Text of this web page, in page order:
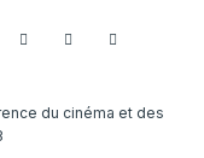
du cinéma et des